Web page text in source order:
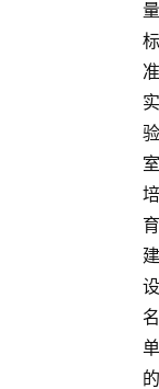
量
标
准
实
验
室
培
育
建
设
名
单
的